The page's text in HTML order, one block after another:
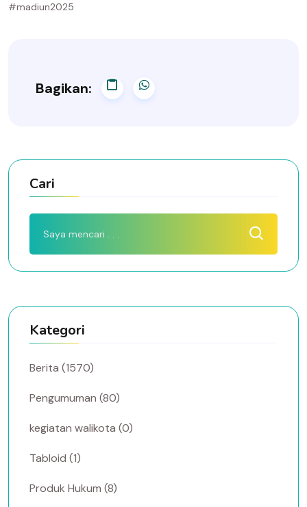
#madiun2025
Bagikan:
Cari
Kategori
Berita (1570)
Pengumuman (80)
kegiatan walikota (0)
Tabloid (1)
Produk Hukum (8)